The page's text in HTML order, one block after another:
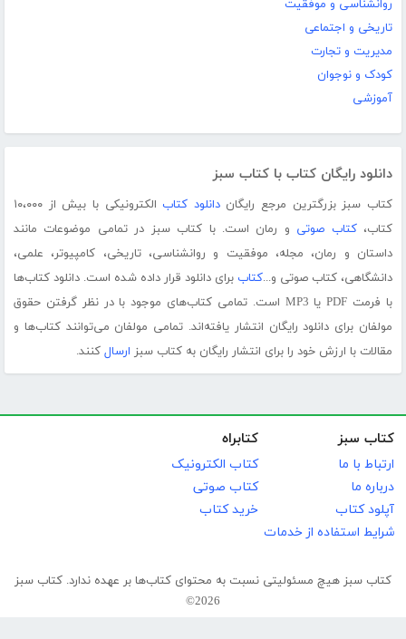
روانشناسی و موفقیت
تاریخی و اجتماعی
مدیریت و تجارت
کودک و نوجوان
آموزشی
دانلود رایگان کتاب با کتاب سبز
کتاب سبز بزرگترین مرجع رایگاندانلود کتاب
الکترونیکی با بیش از ۱۰،۰۰۰
کتاب،کتاب صوتی و رمان است. با کتاب سبز در تمامی موضوعات مانند
داستان و رمان، مجله، موفقیت و روانشناسی، تاریخی، کامپیوتر، علمی،
دانشگاهی، کتاب صوتی و...کتاب برای دانلود قرار داده شده است. دانلود کتاب‌ها
با فرمت PDF یا MP3 است. تمامی کتاب‌های موجود با در نظر گرفتن حقوق
مولفان برای دانلود رایگان انتشار یافته‌اند. تمامی مولفان می‌توانند کتاب‌ها و
مقالات با ارزش خود را برای انتشار رایگان به کتاب سبز ارسال کنند.
کتاب سبز
ارتباط با ما
درباره ما
آپلود کتاب
شرایط استفاده از خدمات
کتابراه
کتاب الکترونیک
کتاب صوتی
خرید کتاب
کتاب سبز هیچ مسئولیتی نسبت به محتوای کتاب‌ها بر عهده ندارد. کتاب سبز
2026©